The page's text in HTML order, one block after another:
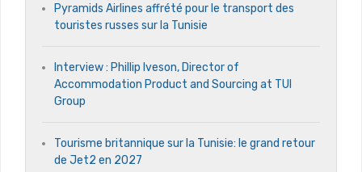
Pyramids Airlines affrété pour le transport des
touristes russes sur la Tunisie
Interview : Phillip Iveson, Director of
Accommodation Product and Sourcing at TUI
Group
Tourisme britannique sur la Tunisie: le grand retour
de Jet2 en 2027